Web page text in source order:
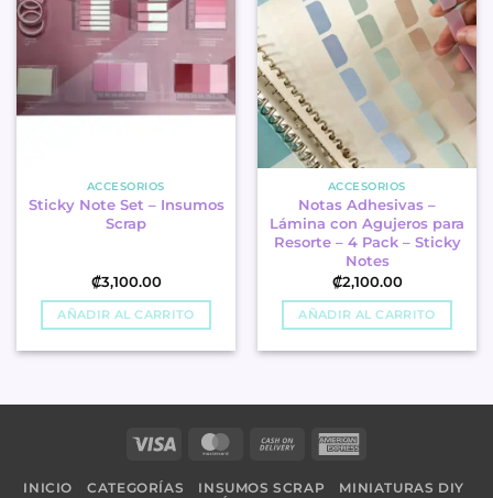
ACCESORIOS
Sticky Note Set – Insumos
Scrap
₡3,100.00
AÑADIR AL CARRITO
ACCESORIOS
Notas Adhesivas –
Lámina con Agujeros para
Resorte – 4 Pack – Sticky
Notes
₡2,100.00
AÑADIR AL CARRITO
Visa MasterCard
Cash
Delivery
INICIO CATEGORÍAS INSUMOS SCRAP
MINIATURAS DIY